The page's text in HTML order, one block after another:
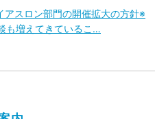
スロン部門の開催拡大の方針※
も増えてきているこ…